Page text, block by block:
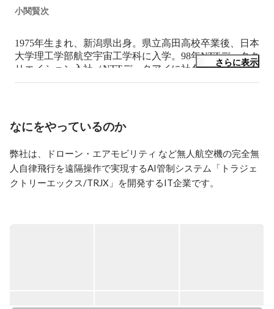
小関賢次
1975年生まれ、新潟県出身。県立高田高校卒業後、日本
大学理工学部航空宇宙工学科に入学。98年NTTデータク
リエイション入社（NTTデータアイに社名変更）。国土
交通省の航空管制システム開発に18年間従事。前職では
モビリティの社会実装を推進するため、18年３月にトラ
ジェクトリーを創業。
■日経BizGate：
https://ps.nikkei.com/myroad/keyperson/koseki_kenji/
さらに表示
なにをやっているのか
弊社は、ドローン・エアモビリティ など無人航空機の完全無
人自律飛行を遠隔操作で実現するAI管制システム「トラジェ
クトリーエックス/TRJX」を開発するIT企業です。
取り込み、安全な空の道（航路）を提供します。ドローン前